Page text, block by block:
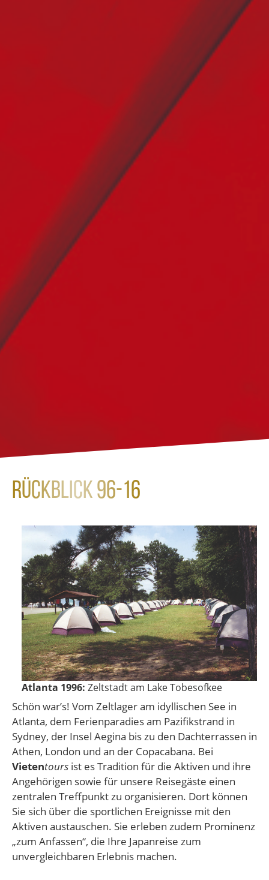
Rückblick 96-16
Atlanta 1996: Zeltstadt am Lake Tobesofkee
Schön war’s! Vom Zeltlager am idyllischen See in
Atlanta, dem Ferienparadies am Pazi­fikstrand in
Sydney, der Insel Aegina bis zu den Dachterrassen in
Athen, London und an der Copacabana. Bei
Vietentours ist es Tradition für die Aktiven und ihre
Angehörigen sowie für unsere Reisegäste einen
zentralen Treffpunkt zu organisieren. Dort können
Sie sich über die sportlichen Er­eignisse mit den
Aktiven austauschen. Sie erleben zudem Pro­mi­nenz
„zum Anfas­sen“, die Ihre Japanreise zum
unvergleichbaren Erlebnis machen.